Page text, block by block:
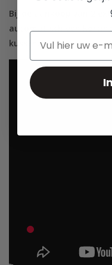
Bij de aankoop van 2
automatisch een
kussensloop.